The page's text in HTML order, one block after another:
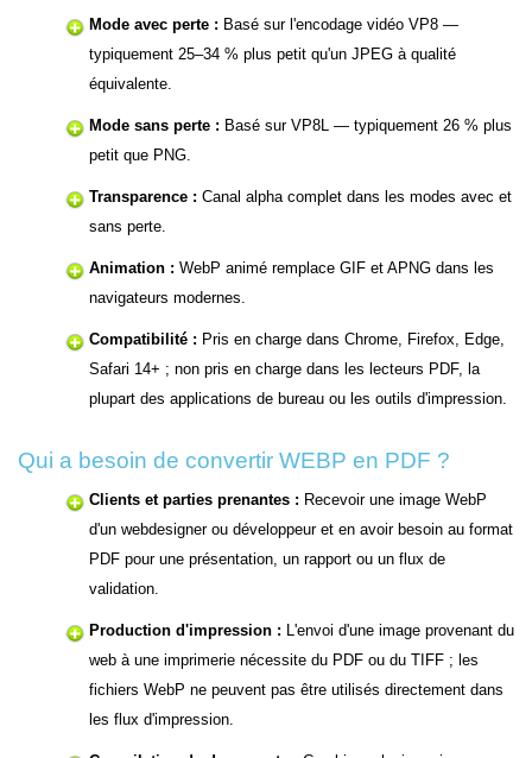
Mode avec perte : Basé sur l'encodage vidéo VP8 —
typiquement 25–34 % plus petit qu'un JPEG à qualité
équivalente.
Mode sans perte : Basé sur VP8L — typiquement 26 % plus
petit que PNG.
Transparence : Canal alpha complet dans les modes avec et
sans perte.
Animation : WebP animé remplace GIF et APNG dans les
navigateurs modernes.
Compatibilité : Pris en charge dans Chrome, Firefox, Edge,
Safari 14+ ; non pris en charge dans les lecteurs PDF, la
plupart des applications de bureau ou les outils d'impression.
Qui a besoin de convertir WEBP en PDF ?
Clients et parties prenantes : Recevoir une image WebP
d'un webdesigner ou développeur et en avoir besoin au format
PDF pour une présentation, un rapport ou un flux de
validation.
Production d'impression : L'envoi d'une image provenant du
web à une imprimerie nécessite du PDF ou du TIFF ; les
fichiers WebP ne peuvent pas être utilisés directement dans
les flux d'impression.